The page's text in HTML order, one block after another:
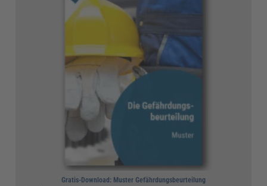
Gratis-Download: Muster Gefährdungsbeurteilung